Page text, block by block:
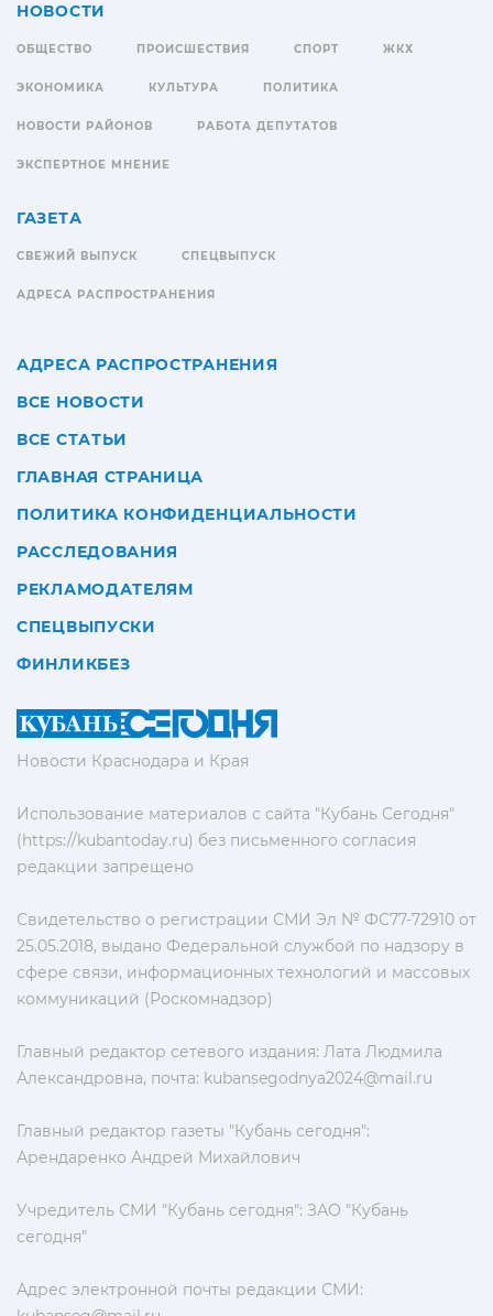
Новости Краснодара и Края
Использование материалов с сайта "Кубань Сегодня"
(https://kubantoday.ru) без письменного согласия
редакции запрещено
Свидетельство о регистрации СМИ Эл № ФС77-72910 от
25.05.2018, выдано Федеральной службой по надзору в
сфере связи, информационных технологий и массовых
коммуникаций (Роскомнадзор)
Главный редактор сетевого издания: Лата Людмила
Александровна, почта: kubansegodnya2024@mail.ru
Главный редактор газеты "Кубань сегодня":
Арендаренко Андрей Михайлович
Учредитель СМИ "Кубань сегодня": ЗАО "Кубань
сегодня"
Адрес электронной почты редакции СМИ:
НОВОСТИ
ОБЩЕСТВО ПРОИСШЕСТВИЯ СПОРТ ЖКХ
ЭКОНОМИКА КУЛЬТУРА ПОЛИТИКА
НОВОСТИ РАЙОНОВ РАБОТА ДЕПУТАТОВ
ЭКСПЕРТНОЕ МНЕНИЕ
ГАЗЕТА
СВЕЖИЙ ВЫПУСК СПЕЦВЫПУСК
АДРЕСА РАСПРОСТРАНЕНИЯ
АДРЕСА РАСПРОСТРАНЕНИЯ
ВСЕ НОВОСТИ
ВСЕ СТАТЬИ
ГЛАВНАЯ СТРАНИЦА
ПОЛИТИКА КОНФИДЕНЦИАЛЬНОСТИ
РАССЛЕДОВАНИЯ
РЕКЛАМОДАТЕЛЯМ
СПЕЦВЫПУСКИ
ФИНЛИКБЕЗ